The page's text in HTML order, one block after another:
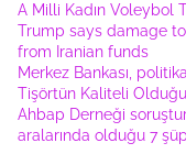
A Milli Kadın Voleybol
Trump says damage
from Iranian funds
Merkez Bankası,
Tişörtün Kaliteli Olduğu
Ahbap Derneği
aralarında olduğu 7